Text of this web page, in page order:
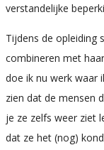
verstandelijke
Tijdens de opleiding
combineren met
doe ik nu werk waar
zien dat de mensen
je ze zelfs weer ziet
dat ze het (nog)